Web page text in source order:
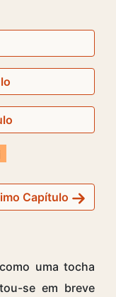
Capítulo
uma tocha
se em breve